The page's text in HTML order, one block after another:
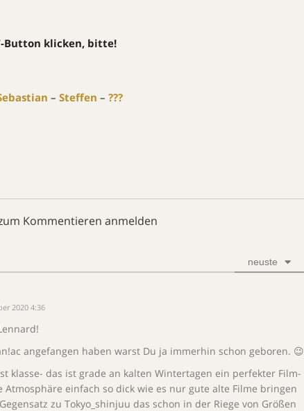
Button klicken, bitte!
– Steffen – ???
Kommentieren anmelden
neuste
2020 4:36
angefangen haben warst Du ja immerhin schon geboren. 😉
klasse- das ist grade an kalten Wintertagen ein perfekter Film-
Atmosphäre einfach so dick wie es nur gute alte Filme bringen
zu Tokyo_shinjuu das schon in der Riege von Größen